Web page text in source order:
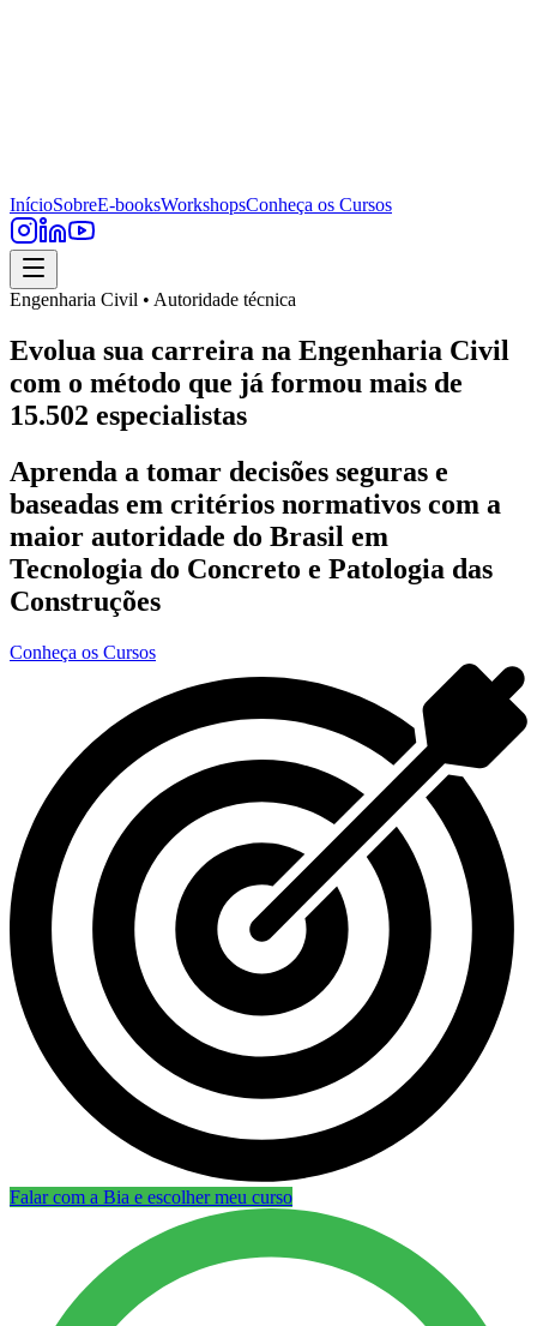
InícioSobreE-booksWorkshopsConheça os Cursos
Engenharia Civil • Autoridade técnica
Evolua sua carreira na Engenharia Civil
com o método que já formou mais de
15.502 especialistas
Aprenda a tomar decisões seguras e
baseadas em critérios normativos com a
maior autoridade do Brasil em
Tecnologia do Concreto e Patologia das
Construções
Conheça os Cursos
Falar com a Bia e escolher meu curso